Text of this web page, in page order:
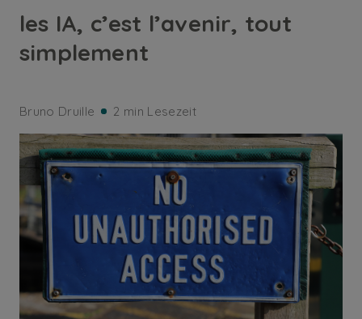
les IA, c’est l’avenir, tout
simplement
Bruno Druille 2 min Lesezeit